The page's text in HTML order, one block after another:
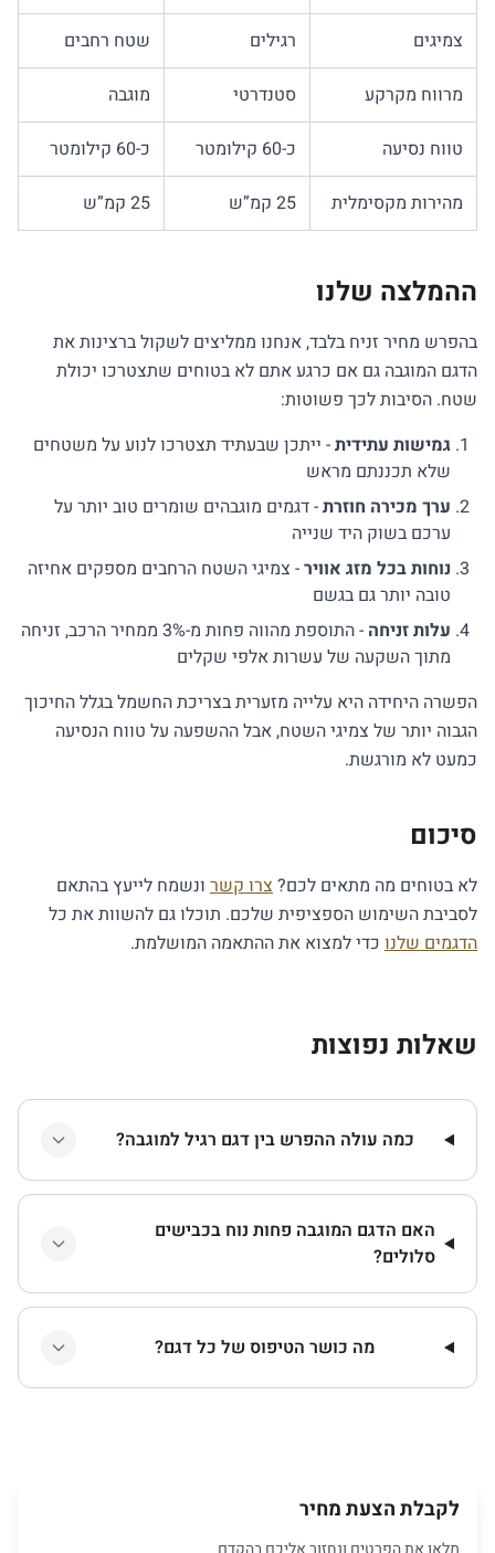
צמיגים רגילים שטח רחבים
מרווח מקרקע סטנדרטי מוגבה
טווח נסיעה כ-60 קילומטר כ-60 קילומטר
מהירות מקסימלית 25 קמ”ש 25 קמ”ש
ההמלצה שלנו
בהפרש מחיר זניח בלבד, אנחנו ממליצים לשקול ברצינות את
הדגם המוגבה גם אם כרגע אתם לא בטוחים שתצטרכו יכולת
שטח. הסיבות לכך פשוטות:
גמישות עתידית- ייתכן שבעתיד תצטרכו לנוע על משטחים
שלא תכננתם מראש
ערך מכירה חוזרת- דגמים מוגבהים שומרים טוב יותר על
ערכם בשוק היד שנייה
נוחות בכל מזג אוויר- צמיגי השטח הרחבים מספקים אחיזה
טובה יותר גם בגשם
עלות זניחה
- התוספת מהווה פחות מ-3% ממחיר הרכב, זניחה
מתוך השקעה של עשרות אלפי שקלים
הפשרה היחידה היא עלייה מזערית בצריכת החשמל בגלל החיכוך
הגבוה יותר של צמיגי השטח, אבל ההשפעה על טווח הנסיעה
כמעט לא מורגשת.
סיכום
לא בטוחים מה מתאים לכם?צרו קשר ונשמח לייעץ בהתאם
לסביבת השימוש הספציפית שלכם. תוכלו גם להשוות את כל
הדגמים שלנו כדי למצוא את ההתאמה המושלמת.
שאלות נפוצות
כמה עולה ההפרש בין דגם רגיל למוגבה?
האם הדגם המוגבה פחות נוח בכבישים
סלולים?
מה כושר הטיפוס של כל דגם?
לקבלת הצעת מחיר